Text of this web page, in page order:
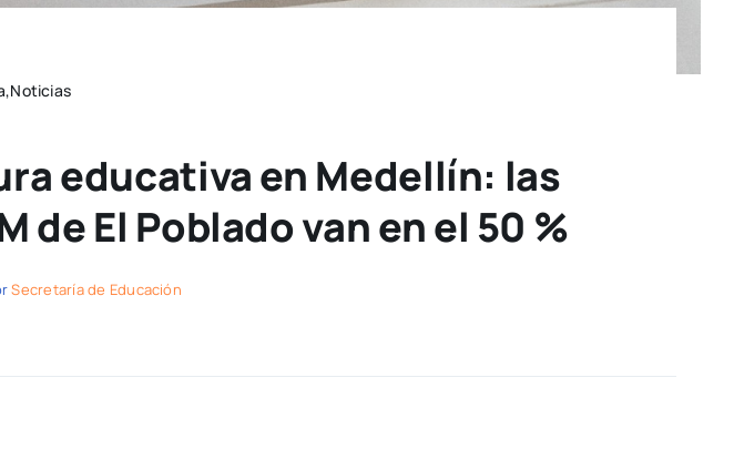
educativa en Medellín: las
de El Poblado van en el 50 %
Secretaría de Educación